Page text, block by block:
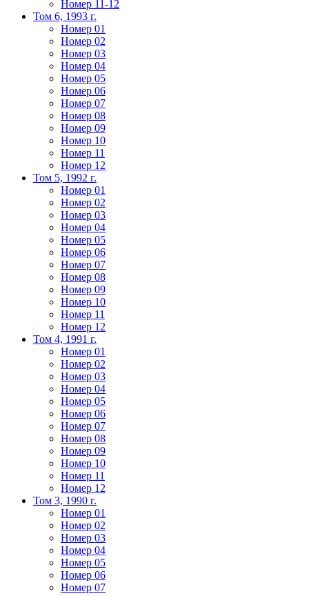
Номер 11-12
Том 6, 1993 г.
Номер 01
Номер 02
Номер 03
Номер 04
Номер 05
Номер 06
Номер 07
Номер 08
Номер 09
Номер 10
Номер 11
Номер 12
Том 5, 1992 г.
Номер 01
Номер 02
Номер 03
Номер 04
Номер 05
Номер 06
Номер 07
Номер 08
Номер 09
Номер 10
Номер 11
Номер 12
Том 4, 1991 г.
Номер 01
Номер 02
Номер 03
Номер 04
Номер 05
Номер 06
Номер 07
Номер 08
Номер 09
Номер 10
Номер 11
Номер 12
Том 3, 1990 г.
Номер 01
Номер 02
Номер 03
Номер 04
Номер 05
Номер 06
Номер 07